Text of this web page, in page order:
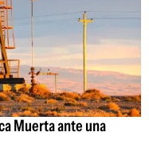
Muerta ante una